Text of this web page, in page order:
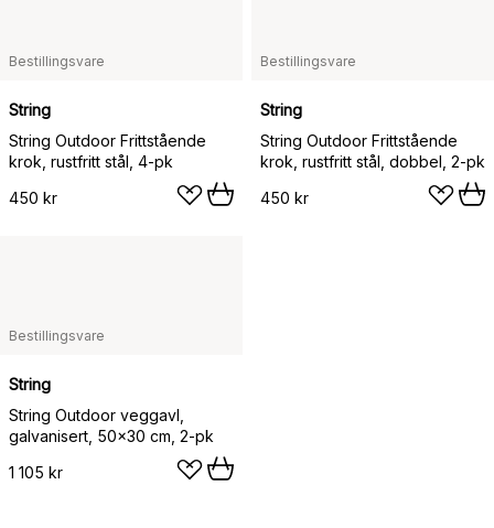
Bestillingsvare
String
String Outdoor Frittstående
krok, rustfritt stål, 4-pk
450 kr
Bestillingsvare
String
String Outdoor Frittstående
krok, rustfritt stål, dobbel, 2-pk
450 kr
Bestillingsvare
String
String Outdoor veggavl,
galvanisert, 50x30 cm, 2-pk
1 105 kr